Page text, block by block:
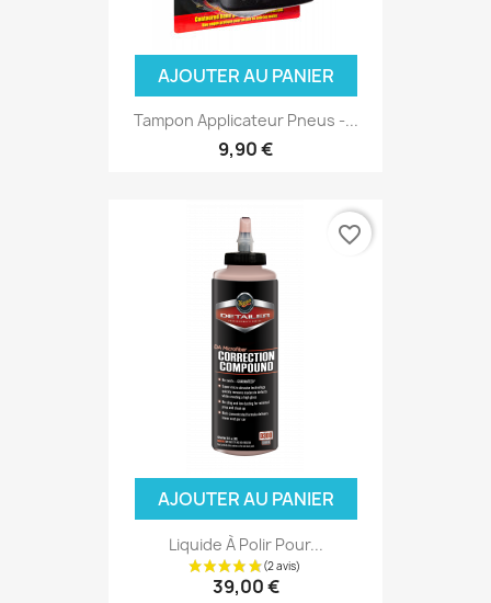
AJOUTER AU PANIER
Tampon Applicateur Pneus -...
9,90 €
AJOUTER AU PANIER
Liquide À Polir Pour...
39,00 €
favorite_border